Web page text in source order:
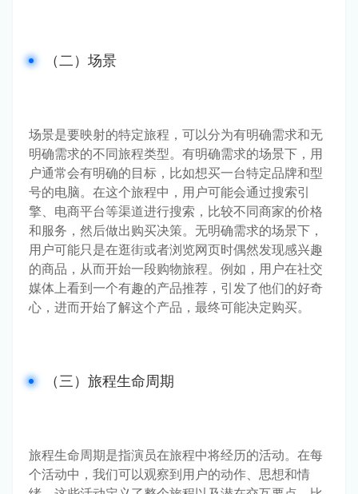
（二）场景
场景是要映射的特定旅程，可以分为有明确需求和无
明确需求的不同旅程类型。有明确需求的场景下，用
户通常会有明确的目标，比如想买一台特定品牌和型
号的电脑。在这个旅程中，用户可能会通过搜索引
擎、电商平台等渠道进行搜索，比较不同商家的价格
和服务，然后做出购买决策。无明确需求的场景下，
用户可能只是在逛街或者浏览网页时偶然发现感兴趣
的商品，从而开始一段购物旅程。例如，用户在社交
媒体上看到一个有趣的产品推荐，引发了他们的好奇
心，进而开始了解这个产品，最终可能决定购买。
（三）旅程生命周期
旅程生命周期是指演员在旅程中将经历的活动。在每
个活动中，我们可以观察到用户的动作、思想和情